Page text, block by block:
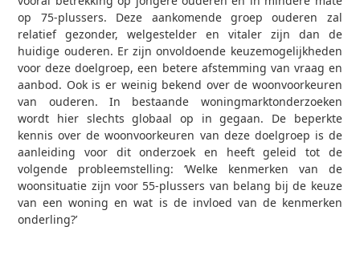
op 75-plussers. Deze aankomende groep ouderen zal
relatief gezonder, welgestelder en vitaler zijn dan de
huidige ouderen. Er zijn onvoldoende keuzemogelijkheden
voor deze doelgroep, een betere afstemming van vraag en
aanbod. Ook is er weinig bekend over de woonvoorkeuren
van ouderen. In bestaande woningmarktonderzoeken
wordt hier slechts globaal op in gegaan. De beperkte
kennis over de woonvoorkeuren van deze doelgroep is de
aanleiding voor dit onderzoek en heeft geleid tot de
volgende probleemstelling: ‘Welke kenmerken van de
woonsituatie zijn voor 55-plussers van belang bij de keuze
van een woning en wat is de invloed van de kenmerken
onderling?’